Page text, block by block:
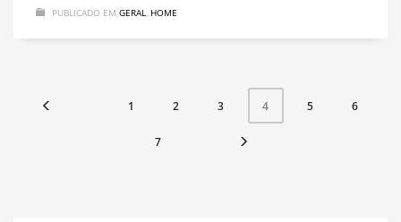
PUBLICADO EM GERAL, HOME
1 2 3 4 5 6
7